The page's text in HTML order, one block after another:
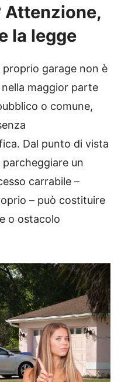
Attenzione,
la legge
garage non è
maggior parte
o comune,
Dal punto di vista
un
carrabile –
– può costituire
o ostacolo